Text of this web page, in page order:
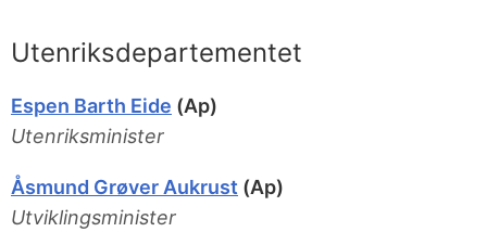
Utenriksdepartementet
Espen Barth Eide (Ap)
Utenriksminister
Åsmund Grøver Aukrust (Ap)
Utviklingsminister